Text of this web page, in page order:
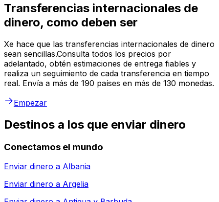
Transferencias internacionales de
dinero, como deben ser
Xe hace que las transferencias internacionales de dinero
sean sencillas.Consulta todos los precios por
adelantado, obtén estimaciones de entrega fiables y
realiza un seguimiento de cada transferencia en tiempo
real. Envía a más de 190 países en más de 130 monedas.
Empezar
Destinos a los que enviar dinero
Conectamos el mundo
Enviar dinero a Albania
Enviar dinero a Argelia